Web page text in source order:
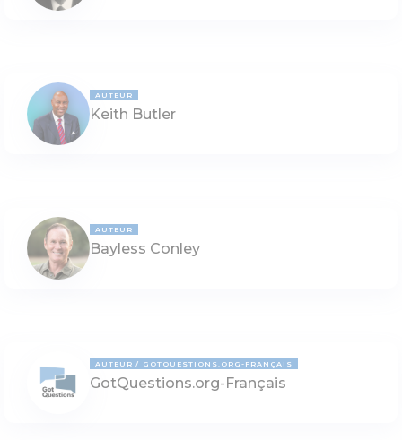
AUTEUR
Keith Butler
AUTEUR
Bayless Conley
AUTEUR GOTQUESTIONS.ORG-FRANÇAIS
GotQuestions.org-Français